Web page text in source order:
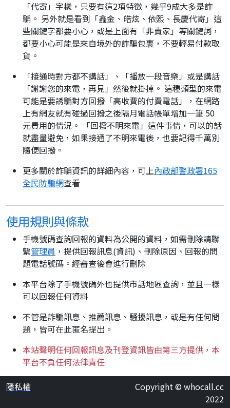
「代寄」字樣，只要有這2項特徵，幾乎9成大多是詐
騙。 另外就是看到「鑫金、皓炫、依熙、長慶代寄」這
些關鍵字都要小心，或是上面有「非賣家」等關鍵詞，
都要小心可能是來自境外的詐騙包裹，不要輕易付款取
貨。
「接通時對方都不講話」、「播放一段音樂」或是講話
「謝謝您的來電，再見」然後就掛掉。 這種類型的來電
可能是要誘騙對方回撥「高收費的付費電話」，在網路
上有網友就有碰過回撥之後隔月電話帳單增加一筆 50
元費用的情況。 「回撥不明來電」這件事情，可以的話
就盡量避免，如果接通了不明來電後，也要記得千萬別
隨便回撥。
更多關於詐騙資訊的詳細內容，可上內政部警政署165
全民防騙網查看
使用規則與條款
手機號碼查詢回報的資料為公開的資料，如需刪除請聯
繫管理員 ，提供回報訊息(資訊)、刪除原因、回報的問
題電話號碼。經審查後會進行刪除
本平台除了手機號碼外也提供市話地區查詢，並且一樣
可以回報任何資料
不管是詐騙訊息、推薦訊息、騷擾訊息，或是有任何問
題，皆可在此匿名提出。
本站聲明任何回報訊息及刊登資訊皆由第三方提供，本
平台不負任何法律責任
隱私權
Copyright © whocall.cc
2022